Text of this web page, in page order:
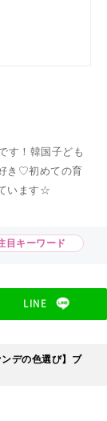
す！韓国子ども
き♡初めての育
います☆
目キーワード
LINE
ンデの色選び】ブ